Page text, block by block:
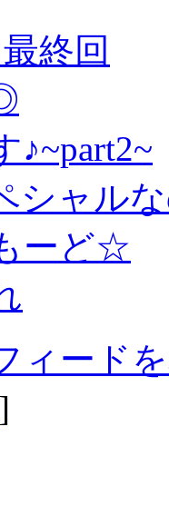
終回
♪~part2~
シャル
ーど☆
ィード
]